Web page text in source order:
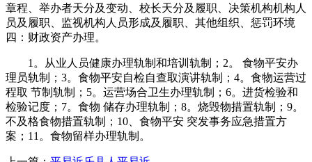
章程、举办者天分及变动、校长天分及履职、决策机构机构人
员及履职、监视机构人员形成及履职、其他组织、惩罚环境
四：财政资产办理。
1。从业人员健康办理轨制和培训轨制；2。 食物平安办
理员轨制；3。食物平安自检自查取演讲轨制；4。食物运营过
程取 节制轨制；5。运营场合卫生办理轨制；6。进货检验和
检验记度；7。食物 储存办理轨制；8。烧毁物措置轨制；9。
不及格食物措置轨制；10、食物平安 突发事务应急措置方
案；11。食物留样办理轨制。